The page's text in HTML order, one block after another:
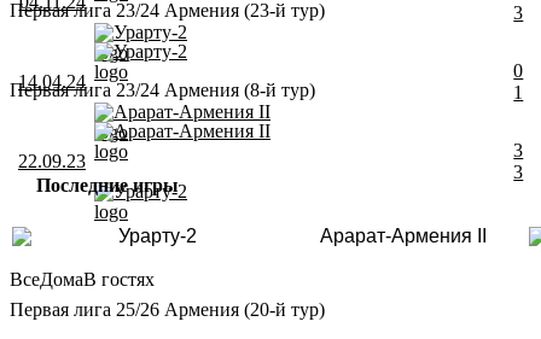
Урарту-2
3
Первая лига 23/24 Армения (23-й тур)
14.04.24
Урарту-2
Арарат-Армения II
0
1
Первая лига 23/24 Армения (8-й тур)
22.09.23
Арарат-Армения II
Урарту-2
3
3
Последние игры
Урарту-2 Арарат-Армения II
ВсеДомаВ гостях
Первая лига 25/26 Армения (20-й тур)